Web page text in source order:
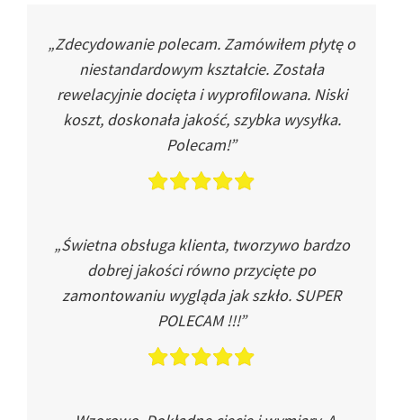
„Zdecydowanie polecam. Zamówiłem płytę o
niestandardowym kształcie. Została
rewelacyjnie docięta i wyprofilowana. Niski
koszt, doskonała jakość, szybka wysyłka.
Polecam!”
„Świetna obsługa klienta, tworzywo bardzo
dobrej jakości równo przycięte po
zamontowaniu wygląda jak szkło. SUPER
POLECAM !!!”